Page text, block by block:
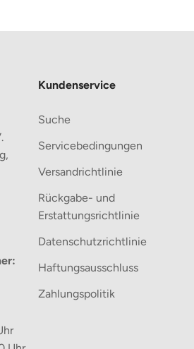
Kundenservice
Suche
Servicebedingungen
Versandrichtlinie
Rückgabe- und
Erstattungsrichtlinie
Datenschutzrichtlinie
Haftungsausschluss
Zahlungspolitik